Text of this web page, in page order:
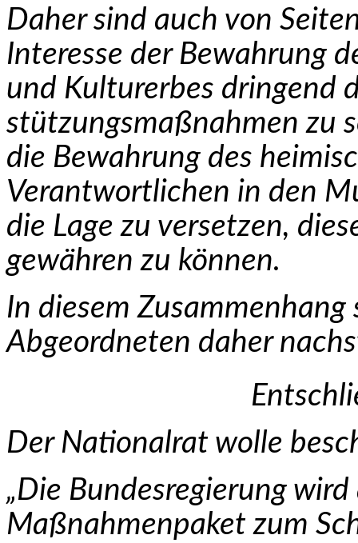
Daher sind auch von
Interesse der Bewahrung
und Kulturerbes dringend
stützungsmaßnahmen zu
die Bewahrung des
Verantwortlichen in den
die Lage zu versetzen,
gewähren zu können.
In diesem
Abgeordneten daher
Der Nationalrat wolle
„Die Bundesregierung
Maßnahmenpaket zum